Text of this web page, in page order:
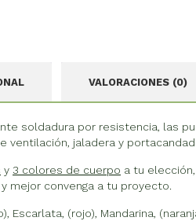
VALORACIONES (0)
soldadura por resistencia, las
ventilación, jaladera y
y 3 colores de cuerpo a tu
mejor convenga a tu proyecto.
Escarlata, (rojo), Mandarina,